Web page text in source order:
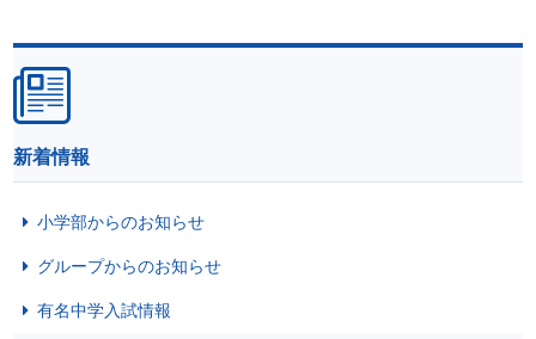
新着情報
小学部からのお知らせ
グループからのお知らせ
有名中学入試情報